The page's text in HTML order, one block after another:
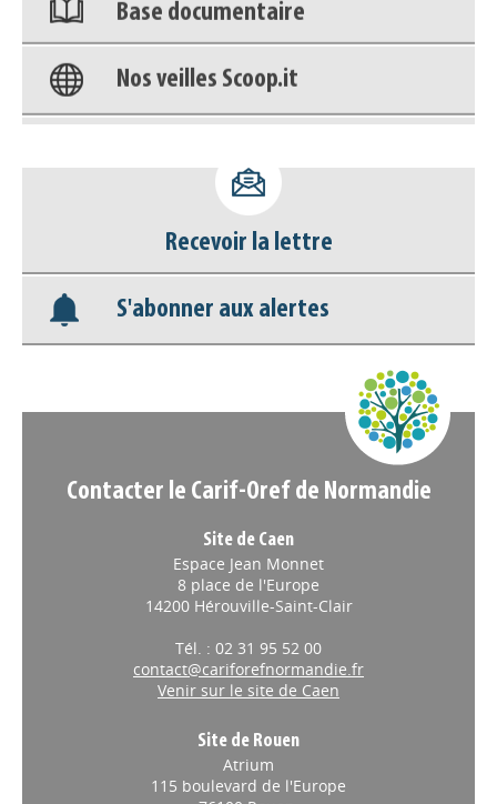
Nos veilles Scoop.it
Appels à projets
Accéder à son compte - (Se
déconnecter)
Base documentaire
Recevoir la lettre
S'abonner aux alertes
Contacter le Carif-Oref de Normandie
Site de Caen
Espace Jean Monnet
8 place de l'Europe
14200 Hérouville-Saint-Clair
Tél. : 02 31 95 52 00
contact@cariforefnormandie.fr
Venir sur le site de Caen
Site de Rouen
Atrium
115 boulevard de l'Europe